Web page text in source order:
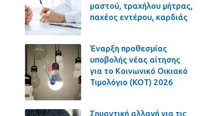
μαστού, τραχήλου μήτρας,
παχέος εντέρου, καρδιάς
Έναρξη προθεσμίας
υποβολής νέας αίτησης
για το Κοινωνικό Οικιακό
Τιμολόγιο (ΚΟΤ) 2026
Σημαντική αλλαγή για τις